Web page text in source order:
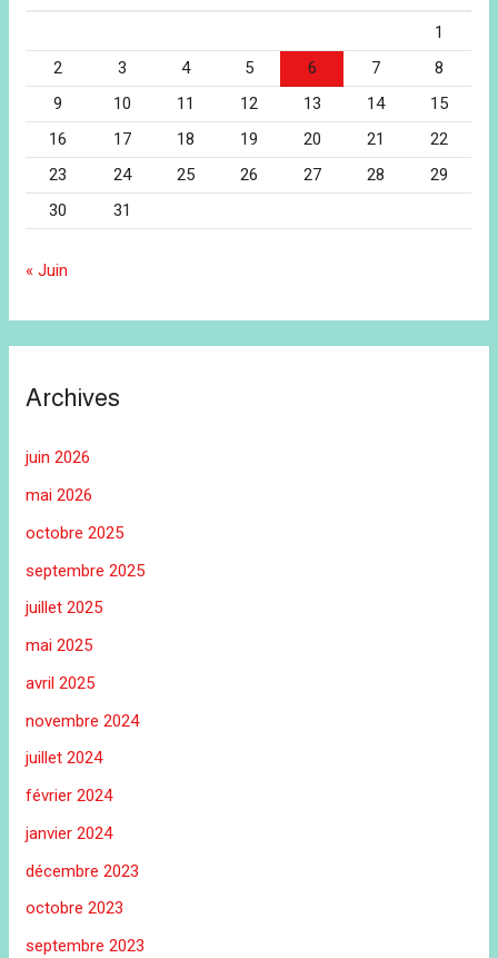
1
2
3 4 5 6 7
8
9
10 11 12 13 14
15
16
17 18 19 20 21
22
23
24 25 26 27 28
29
30
31
« Juin
Archives
juin 2026
mai 2026
octobre 2025
septembre 2025
juillet 2025
mai 2025
avril 2025
novembre 2024
juillet 2024
février 2024
janvier 2024
décembre 2023
octobre 2023
septembre 2023